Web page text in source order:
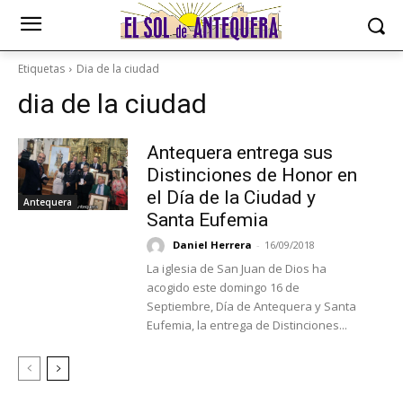
Etiquetas Dia de la ciudad
dia de la ciudad
Antequera
Antequera entrega sus
Distinciones de Honor en
el Día de la Ciudad y
Santa Eufemia
Daniel Herrera - 16/09/2018
La iglesia de San Juan de Dios ha
acogido este domingo 16 de
Septiembre, Día de Antequera y Santa
Eufemia, la entrega de Distinciones...